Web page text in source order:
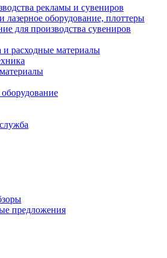
рекламы и сувениров
лазерное оборудование, плоттеры
для производства сувениров
расходные материалы
предложения